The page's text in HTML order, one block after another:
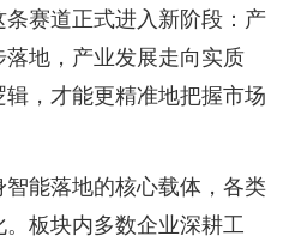
赛道正式进入新阶段：产
地，产业发展走向实质
，才能更精准地把握市场
智能落地的核心载体，各类
板块内多数企业深耕工